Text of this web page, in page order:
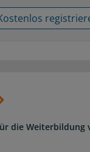
die Weiterbildung